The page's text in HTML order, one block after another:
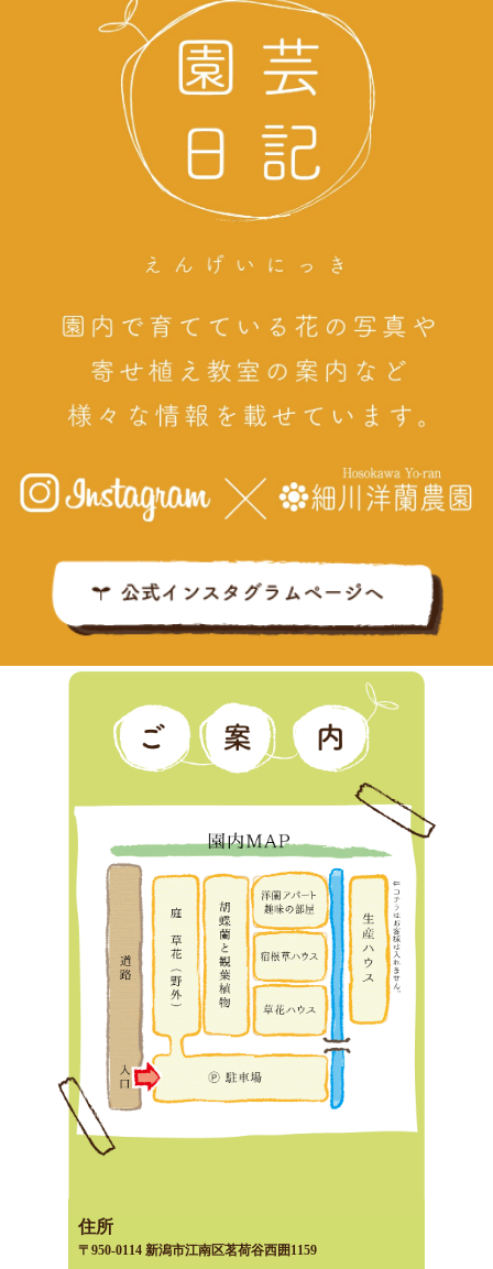
住所
〒950-0114 新潟市江南区茗荷谷西囲1159